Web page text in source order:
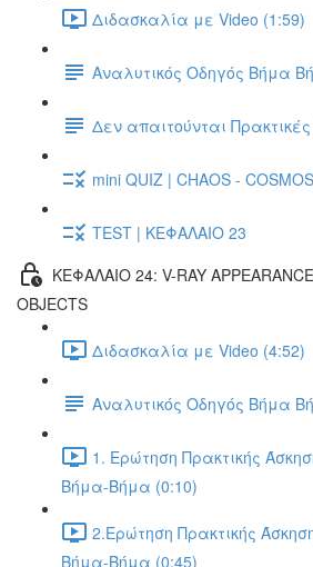
Διδασκαλία με Video (1:59)
Αναλυτικός Οδηγός Βήμα
Δεν απαιτούνται
mini QUIZ | CHAOS - COSMOS
TEST | ΚΕΦΑΛΑΙΟ 23
ΚΕΦΑΛΑΙΟ 24: V-RAY
OBJECTS
Διδασκαλία με Video (4:52)
Αναλυτικός Οδηγός Βήμα
1. Ερώτηση Πρακτικής
Βήμα-Βήμα (0:10)
2.Ερώτηση Πρακτικής
Βήμα-Βήμα (0:45)